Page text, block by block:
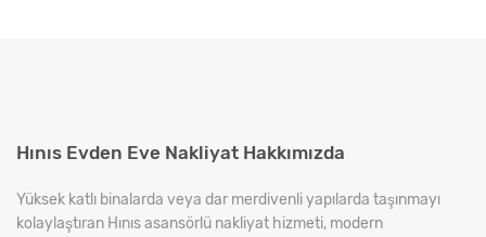
Hınıs Evden Eve Nakliyat Hakkımızda
Yüksek katlı binalarda veya dar merdivenli yapılarda taşınmayı
kolaylaştıran Hınıs asansörlü nakliyat hizmeti, modern